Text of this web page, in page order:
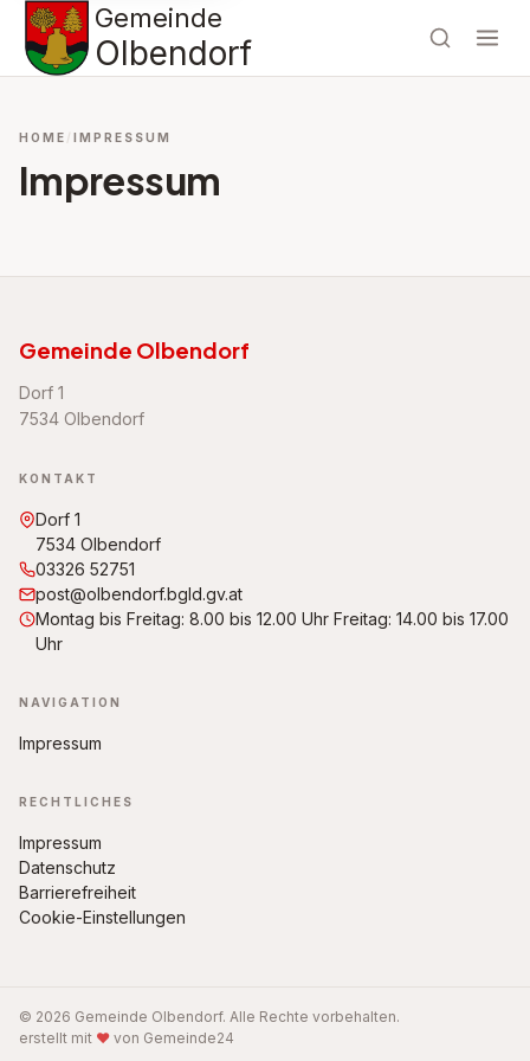
Gemeinde
Olbendorf
HOME IMPRESSUM
Impressum
Gemeinde Olbendorf
Dorf 1
7534 Olbendorf
KONTAKT
Dorf 1
7534 Olbendorf
03326 52751
post@olbendorf.bgld.gv.at
Montag bis Freitag: 8.00 bis 12.00 Uhr Freitag: 14.00 bis 17.00
Uhr
NAVIGATION
Impressum
RECHTLICHES
Impressum
Datenschutz
Barrierefreiheit
Cookie-Einstellungen
© 2026 Gemeinde Olbendorf. Alle Rechte vorbehalten.
erstellt mit ♥ von Gemeinde24